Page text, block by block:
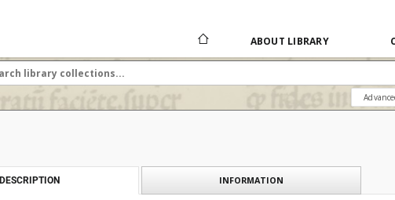
ABOUT LIBRARY
DESCRIPTION INFORMATION